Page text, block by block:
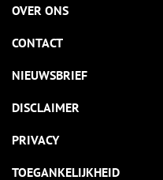
OVER ONS
CONTACT
NIEUWSBRIEF
DISCLAIMER
PRIVACY
TOEGANKELIJKHEID